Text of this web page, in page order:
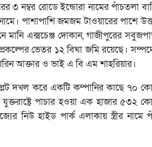
৩ নম্বর রোডে ইন্ডোরা নামের পাঁচতলা
পাশাপাশি জমজম টাওয়ারের পাশে
মানি এক্সচেঞ্জ দোকান, গাজীপুরের
ভেতর ১২ বিঘা জমি রয়েছে।
আক্তার ও ভাই এ বি এম শাহরিয়ার।
প্লট দখল করে একটি কম্পানির কাছে ৭০
পাচার হওয়া এক হাজার ৫৩২
নিউ হাইড পার্ক এলাকায় স্ত্রীর নামে